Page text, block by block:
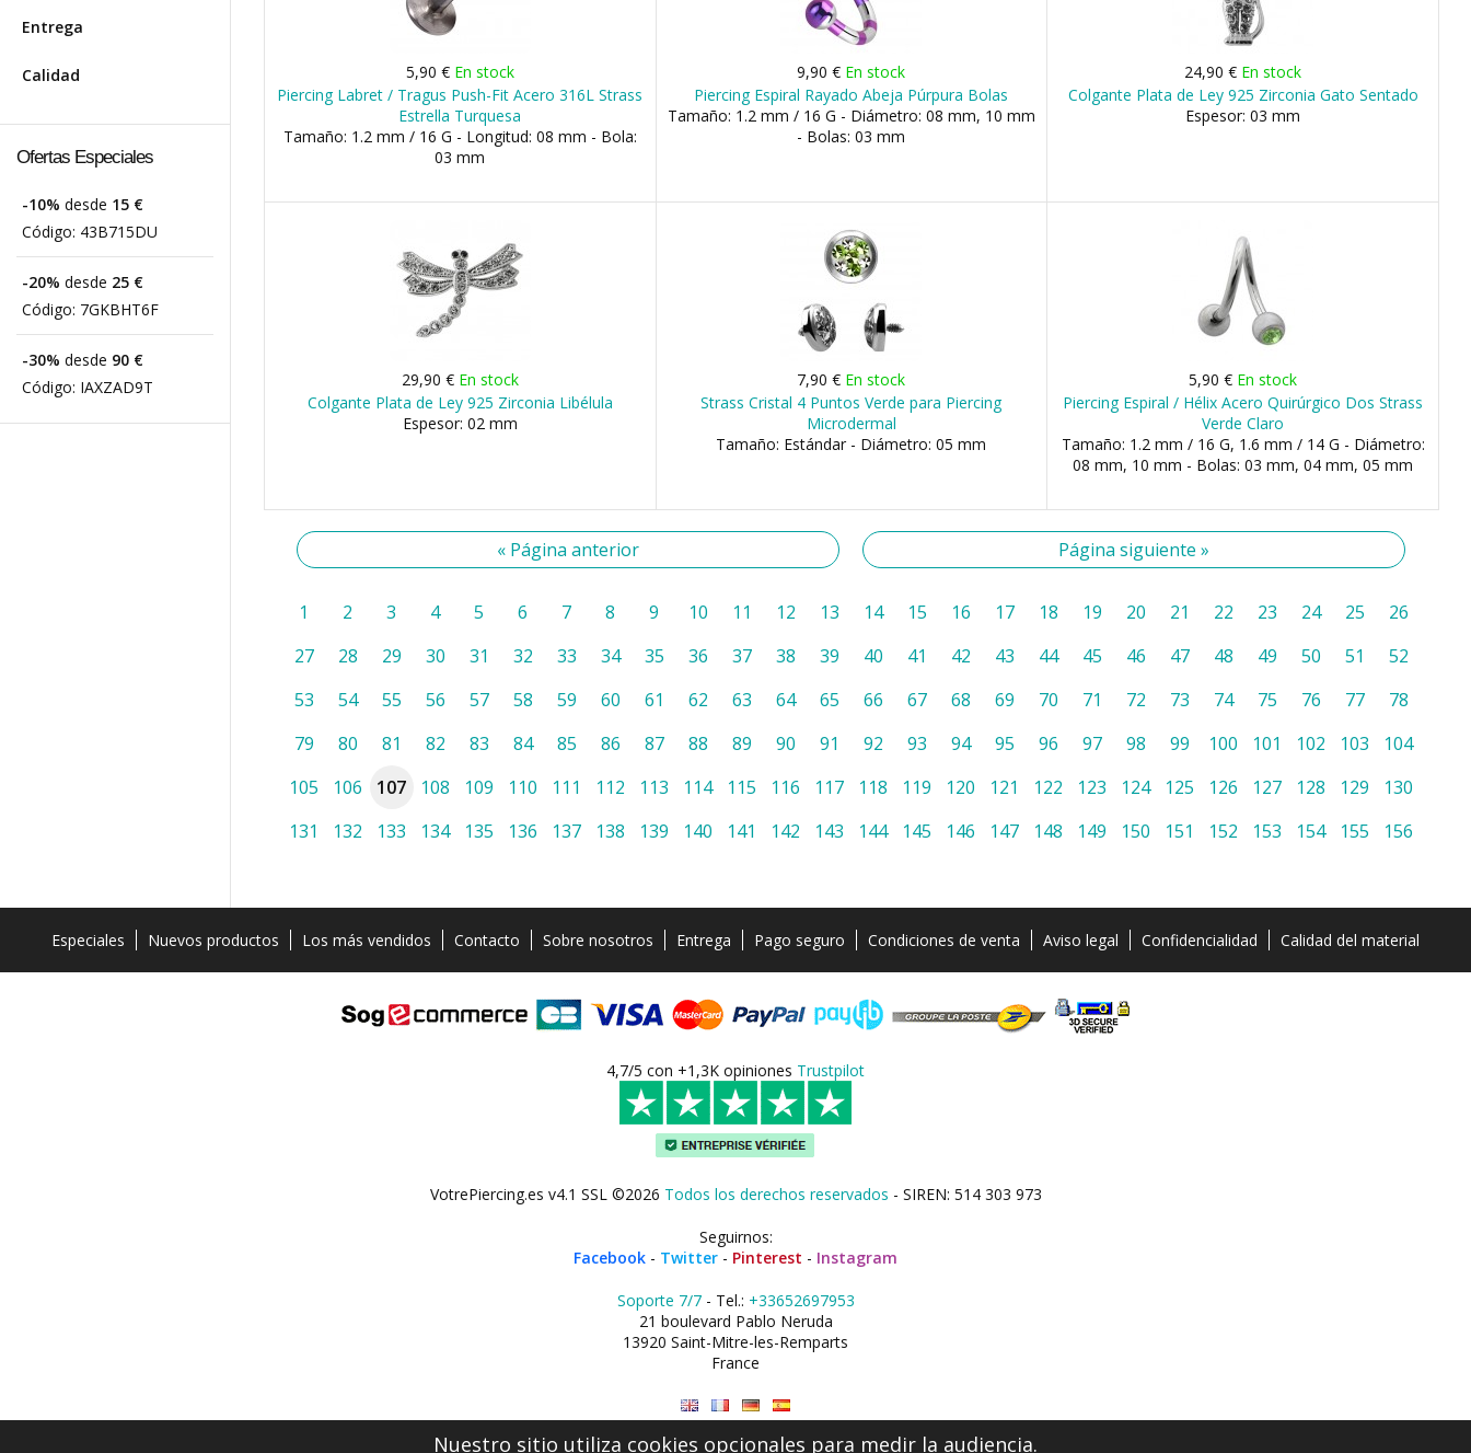
Entrega
Calidad
Ofertas Especiales
-10% desde 15 €
Código: 43B715DU
-20% desde 25 €
Código: 7GKBHT6F
-30% desde 90 €
Código: IAXZAD9T
5,90 € En stock
Piercing Labret / Tragus Push-Fit Acero 316L Strass
Estrella Turquesa
Tamaño: 1.2 mm / 16 G - Longitud: 08 mm - Bola:
03 mm
9,90 € En stock
Piercing Espiral Rayado Abeja Púrpura Bolas
Tamaño: 1.2 mm / 16 G - Diámetro: 08 mm, 10 mm
- Bolas: 03 mm
24,90 € En stock
Colgante Plata de Ley 925 Zirconia Gato Sentado
Espesor: 03 mm
29,90 € En stock
Colgante Plata de Ley 925 Zirconia Libélula
Espesor: 02 mm
7,90 € En stock
Strass Cristal 4 Puntos Verde para Piercing
Microdermal
Tamaño: Estándar - Diámetro: 05 mm
5,90 € En stock
Piercing Espiral / Hélix Acero Quirúrgico Dos Strass
Verde Claro
Tamaño: 1.2 mm / 16 G, 1.6 mm / 14 G - Diámetro:
08 mm, 10 mm - Bolas: 03 mm, 04 mm, 05 mm
« Página anterior Página siguiente »
1 2 3 4 5 6 7 8 9 10 11 12 13 14 15 16 17 18 19 20 21 22 23 24 25
26
27
28 29 30 31 32 33 34 35 36 37 38 39 40 41 42 43 44 45 46 47 48 49 50 51
52
53
54 55 56 57 58 59 60 61 62 63 64 65 66 67 68 69 70 71 72 73 74 75 76 77
78
79
80 81 82 83 84 85 86 87 88 89 90 91 92 93 94 95 96 97 98 99 100 101 102 103
104
105
106 107 108 109 110 111 112 113 114 115 116 117 118 119 120 121 122 123 124 125 126 127 128 129
130
131
132 133 134 135 136 137 138 139 140 141 142 143 144 145 146 147 148 149 150 151 152 153 154 155 156
Especiales Nuevos productos Los más vendidos Contacto Sobre nosotros Entrega Pago seguro Condiciones de venta Aviso legal Confidencialidad Calidad del material
4,7/5 con +1,3K opiniones Trustpilot
VotrePiercing.es v4.1 SSL ©2026 Todos los derechos reservados - SIREN: 514 303 973
Seguirnos:
Facebook - Twitter - Pinterest - Instagram
Soporte 7/7- Tel.: +33652697953
21 boulevard Pablo Neruda
13920 Saint-Mitre-les-Remparts
France
Nuestro sitio utiliza cookies opcionales para medir la audiencia.